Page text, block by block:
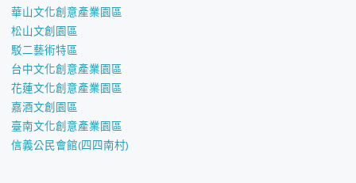
華山文化創意產業園區
松山文創園區
駁二藝術特區
台中文化創意產業園區
花蓮文化創意產業園區
嘉酒文創園區
臺南文化創意產業園區
信義公民會館(四四南村)